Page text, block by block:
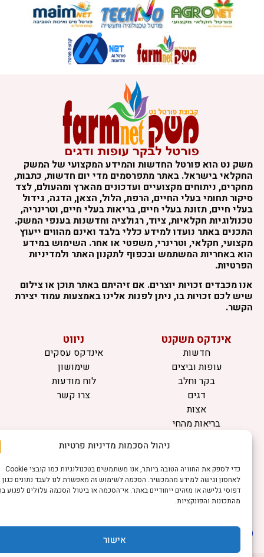
ניהול הסכמות מדיניות פרטיות
כדי לספק את החוויה הטובה ביותר, אנו משתמשים בטכנולוגיות כמו קובצי Cookie
לאחסון וגישה למידע מהמכשיר. הסכמה לשימוש זה מאפשרת לנו לעבד נתונים כגון
דפוסי גלישה או מזהים ייחודיים באתר. אי־הסכמה או ביטול הסכמה עלולים לפגוע בחלק
מהתכונות והפונקציות.
אישור
נט הוא פורטל החדשות והמידע המקצועי של המשק
בישראל. באתר מתפרסמים מדי יום חדשות, כתבות,
ניתוחים מקצועיים ועדכונים מהארץ ומהעולם, לצד
תחומי בעלי החיים, הרפת, הלול, הצאן, הדגה, גידול
חיים, תזונת בעלי חיים, בריאות בעלי חיים, וטרינריה,
חקלאיות, ציוד, רגולציה וחדשנות בענפי המשק.
באתר נועדו למידע כללי בלבד ואינם מהווים ייעוץ
חקלאי, וטרינרי, משפטי או אחר. השימוש במידע
באחריות המשתמש ובכפוף לתקנון האתר ולמדיניות
מכבדים זכויות יוצרים. אם זיהיתם באתר תוכן או צילום
לכם זכויות בו, ניתן לפנות אלינו באמצעות עמוד יצירת
אינדקס משקנט
חדשות
עופות וביצים
בקר וחלב
דגים
אצות
בריאות מהחי
ניווט
אינדקס עסקים
שימושון
לוח מודעות
צרו קשר
מידע
הרשמה לניוזלטר
פרסמו אצלנו